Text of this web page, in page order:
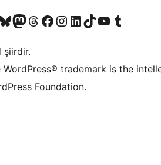
bakın
Bluesky hesabımızı ziyaret edinMastodon hesabımızı ziyaret edinThreads hesabımızı ziyaret edinFacebook sayfamızı ziyaret edinInstagram hesabımızı ziyaret edinLinkedIn hesabımızı ziyaret edinTikTok hesabımızı ziyaret edinYouTube kanalımızı ziyaret edinTumblr hesabımızı ziyaret edin
şiirdir.
WordPress® trademark is the
Foundation.